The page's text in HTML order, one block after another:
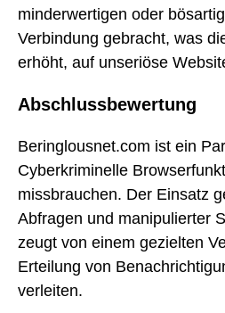
minderwertigen oder
Verbindung gebracht, was
erhöht, auf unseriöse
Abschlussbewertung
Beringlousnet.com ist ein
Cyberkriminelle
missbrauchen. Der Einsatz
Abfragen und manipulierter
zeugt von einem gezielten
Erteilung von
verleiten.